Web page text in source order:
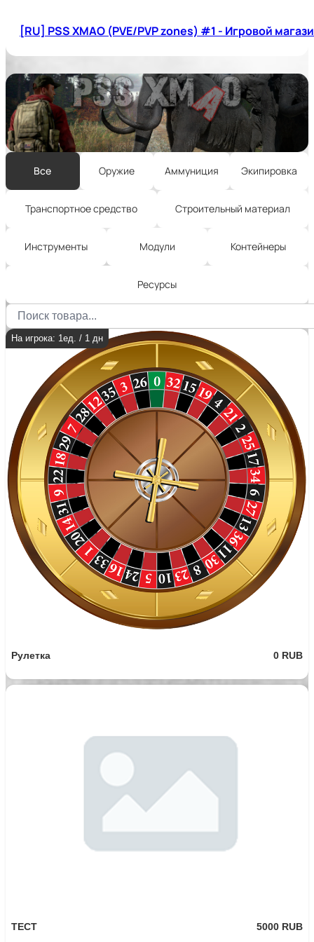
[RU] PSS XMAO (PVE/PVP zones) #1 - Игровой
Все Оружие Аммуниция Экипировка
Транспортное средство Строительный материал
Инструменты Модули Контейнеры
Ресурсы
На игрока: 1ед. / 1 дн
Рулетка 0 RUB
ТЕСТ 5000 RUB